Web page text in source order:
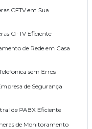
CFTV em Sua
CFTV Eficiente
de Rede em Casa
sem Erros
de Segurança
de PABX Eficiente
de Monitoramento